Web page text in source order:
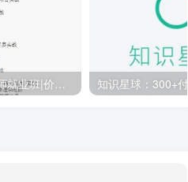
百战-AI算法工程师就业班|价值18980元|冲击百万年薪|完结无秘